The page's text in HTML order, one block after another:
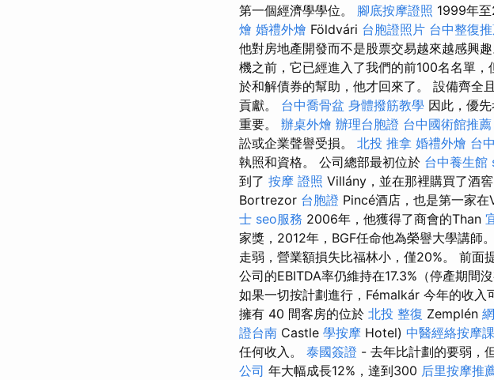
第一個經濟學學位。 腳底按摩證照 1999年
燴 婚禮外燴 Földvári 台胞證照片 台中整復
他對房地產開發而不是股票交易越來越感興趣
機之前，它已經進入了我們的前100名名單，
於和解債券的幫助，他才回來了。 設備齊全
貢獻。 台中喬骨盆 身體撥筋教學 因此，優
重要。 辦桌外燴 辦理台胞證 台中國術館推薦
訟或企業聲譽受損。 北投 推拿 婚禮外燴 台
執照和資格。 公司總部最初位於 台中養生館
到了 按摩 證照 Villány，並在那裡購買了酒窖
Bortrezor 台胞證 Pincé酒店，也是第一家
士 seo服務 2006年，他獲得了商會的Than
家獎，2012年，BGF任命他為榮譽大學講師
走弱，營業額損失比福林小，僅20%。 前面
公司的EBITDA率仍維持在17.3%（停產期間
如果一切按計劃進行，Fémalkár 今年的收
擁有 40 間客房的位於 北投 整復 Zemplén
證台南 Castle 學按摩 Hotel) 中醫經絡按摩
任何收入。 泰國簽證 - 去年比計劃的要弱，
公司 年大幅成長12%，達到300 后里按摩推